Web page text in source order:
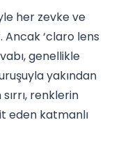
her zevke ve
‘claro lens
genellikle
yakından
sırrı, renklerin
eden katmanlı